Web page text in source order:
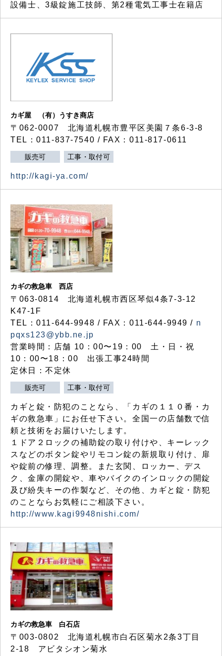
設備士、3級錠施工技師、第2種電気工事士在籍店
カギ屋 （有）うすき商店
〒062-0007 北海道札幌市豊平区美園７条6-3-8
TEL：011-837-7540 / FAX：011-817-0611
販売可 工事・取付可
http://kagi-ya.com/
カギの救急車 西店
〒063-0814 北海道札幌市西区琴似4条7-3-12
K47-1F
TEL：011-644-9948 / FAX：011-644-9949 / n
pqxs123@ybb.ne.jp
営業時間：店舗 10：00〜19：00 土・日・祝
10：00〜18：00 出張工事24時間
定休日：不定休
販売可 工事・取付可
カギと錠・防犯のことなら、「カギの１１０番・カ
ギの救急車」にお任せ下さい。全国一の店舗数で信
頼と技術をお届けいたします。
１ドア２ロックの補助錠の取り付けや、キーレック
スなどのボタン錠やリモコン錠の新規取り付け、扉
や錠前の修理、調整。また玄関、ロッカー、デス
ク、金庫の開錠や、車やバイクのインロックの開錠
及び紛失キーの作製など、その他、カギと錠・防犯
のことならお気軽にご相談下さい。
http://www.kagi9948nishi.com/
カギの救急車 白石店
〒003-0802 北海道札幌市白石区菊水2条3丁目
2-18 アビタシオン菊水